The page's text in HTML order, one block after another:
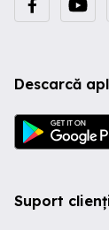
Descarcă
Suport